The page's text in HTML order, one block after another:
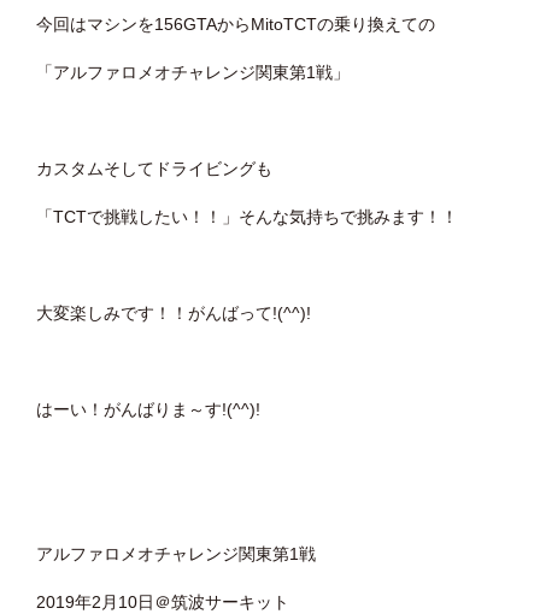
今回はマシンを156GTAからMitoTCTの乗り換えての
「アルファロメオチャレンジ関東第1戦」
カスタムそしてドライビングも
「TCTで挑戦したい！！」そんな気持ちで挑みます！！
大変楽しみです！！がんばって!(^^)!
はーい！がんばりま～す!(^^)!
アルファロメオチャレンジ関東第1戦
2019年2月10日＠筑波サーキット